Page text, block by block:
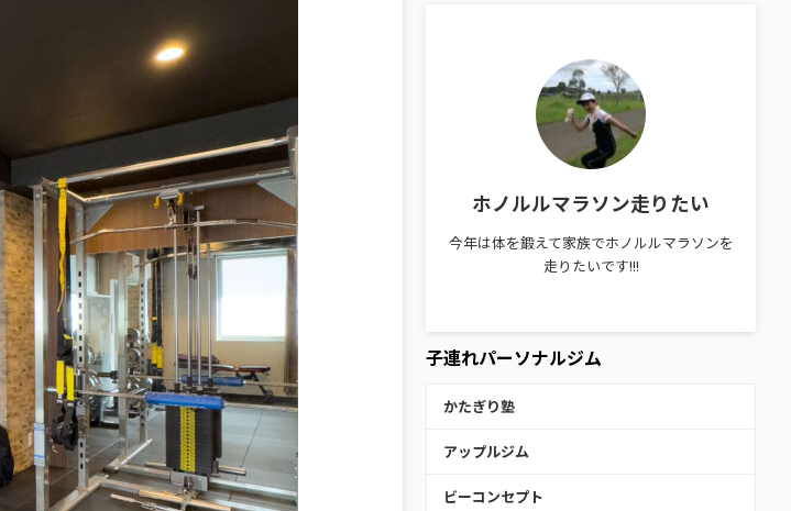
ホノルルマラソン走りたい
今年は体を鍛えて家族でホノルルマラソンを
走りたいです!!!
子連れパーソナルジム
かたぎり塾
アップルジム
ビーコンセプト